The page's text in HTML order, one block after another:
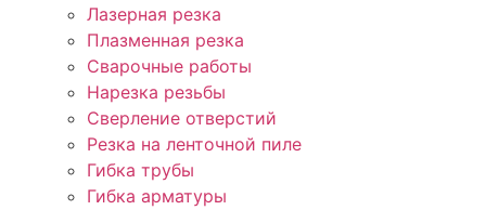
Лазерная резка
Плазменная резка
Сварочные работы
Нарезка резьбы
Сверление отверстий
Резка на ленточной пиле
Гибка трубы
Гибка арматуры